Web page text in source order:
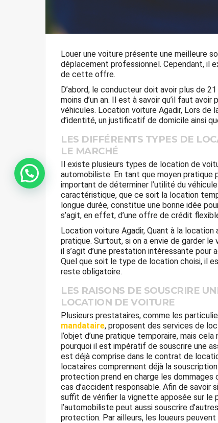
Louer une voiture présente une meilleure
déplacement professionnel. Cependant, il
de cette offre.
D’abord, le conducteur doit avoir plus de
moins d’un an. Il est à savoir qu’il faut
véhicules. Location voiture Agadir, Lors
d’identité, un justificatif de domicile ainsi
LES DIFFÉRENTS TYPES DE
LE MARCHÉ
Il existe plusieurs types de location de
automobiliste. En tant que moyen pratique
important de déterminer l’utilité du
caractéristique, que ce soit la location
longue durée, constitue une bonne idée
s’agit, en effet, d’une offre de crédit
Location voiture Agadir, Quant à la
pratique. Surtout, si on a envie de garder
il s’agit d’une prestation intéressante pour
Quel que soit le type de location choisi, il
reste obligatoire.
LES RAISONS DE SOUSCRIRE
LOCATION DE VOITURE
Plusieurs prestataires, comme les
mandataire, proposent des services de
l’objet d’une pratique temporaire, mais
pourquoi il est impératif de souscrire une
est déjà comprise dans le contrat de
locataires comprennent déjà la
protection prend en charge les
cas d’accident responsable. Afin de savoir
suffit de vérifier la vignette apposée sur le
l’automobiliste peut aussi souscrire
protection. Par ailleurs, les loueurs
Whatsapp